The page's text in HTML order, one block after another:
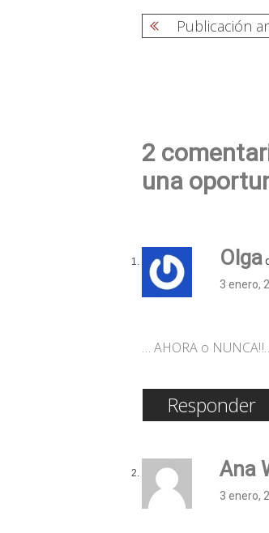
Publicación
2
una
Olga
3 enero,
… AHORA o
Responder
Ana
3 enero,